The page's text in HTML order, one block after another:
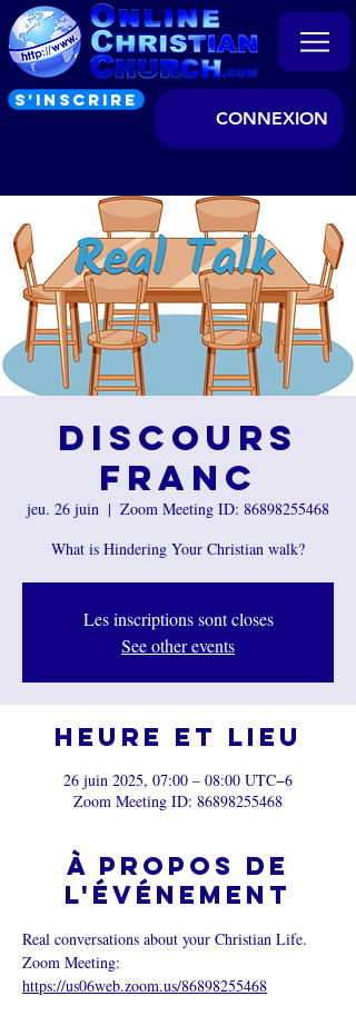
S’INSCRIRE
CONNEXION
Discours
franc
jeu. 26 juin
  |
Zoom Meeting ID: 86898255468
What is Hindering Your Christian walk?
Les inscriptions sont closes
See other events
Heure et lieu
26 juin 2025, 07:00 – 08:00 UTC−6
Zoom Meeting ID: 86898255468
À propos de
l'événement
Real conversations about your Christian Life.
Zoom Meeting:
https://us06web.zoom.us/86898255468